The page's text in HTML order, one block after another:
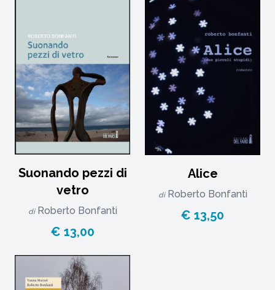
Suonando pezzi di
vetro
di Roberto Bonfanti
€ 13,00
Alice
di Roberto Bonfanti
€ 13,50